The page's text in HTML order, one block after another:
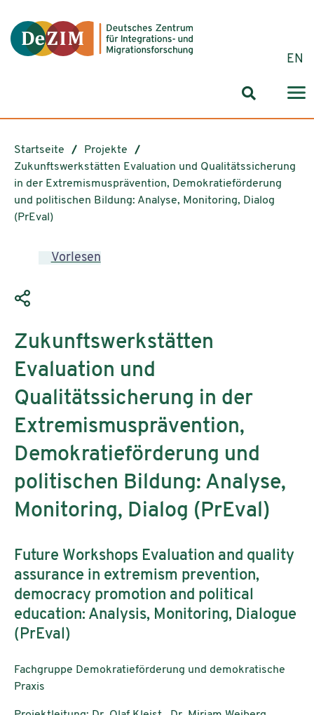
EN
Startseite
Projekte
Zukunftswerkstätten Evaluation und Qualitätssicherung
in der Extremismusprävention, Demokratieförderung
und politischen Bildung: Analyse, Monitoring, Dialog
(PrEval)
Vorlesen
Zukunftswerkstätten
Evaluation und
Qualitätssicherung in der
Extremismusprävention,
Demokratieförderung und
politischen Bildung: Analyse,
Monitoring, Dialog (PrEval)
Future Workshops Evaluation and quality
assurance in extremism prevention,
democracy promotion and political
education: Analysis, Monitoring, Dialogue
(PrEval)
Fachgruppe Demokratieförderung und demokratische
Praxis